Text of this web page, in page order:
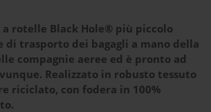
rotelle Black Hole® più piccolo
di trasporto dei bagagli a mano della
compagnie aeree ed è pronto ad
Realizzato in robusto tessuto
riciclato, con fodera in 100%